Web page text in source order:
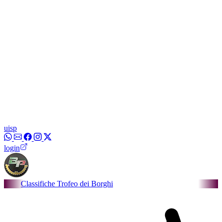
uisp
login
Trofeo dei Borghi